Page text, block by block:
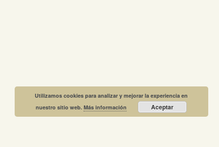
Utilizamos cookies para analizar y mejorar la experiencia en
nuestro sitio web.Más información Aceptar